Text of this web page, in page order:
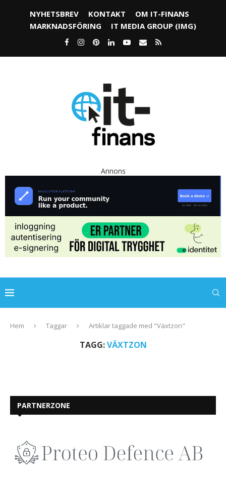
NYHETSBREV KONTAKT
OM IT-FINANS
MARKNADSFÖRING
IT MEDIA GROUP (IMG)
Annons
Hem Taggar Artiklar taggade med "Växtzon"
TAGG:VÄXTZON
PARTNERZONE